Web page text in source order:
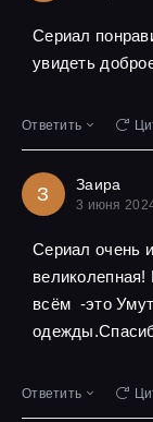
Сериал
увидеть
Ответить
З Заира
3 июня
Сериал очень
всём -это
Ответить